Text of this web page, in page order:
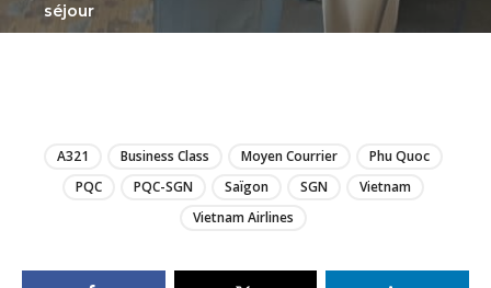
séjour
A321 Business Class Moyen Courrier
Phu Quoc
PQC
PQC-SGN Saïgon SGN
Vietnam
Vietnam Airlines